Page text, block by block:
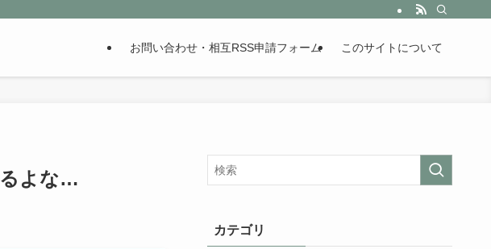
魅惑の世界を探求しよう。歴史が苦手な人も魅了するまとめサイトです。
お問い合わせ・相互RSS申請フォーム このサイトについて
るよな…
カテゴリ